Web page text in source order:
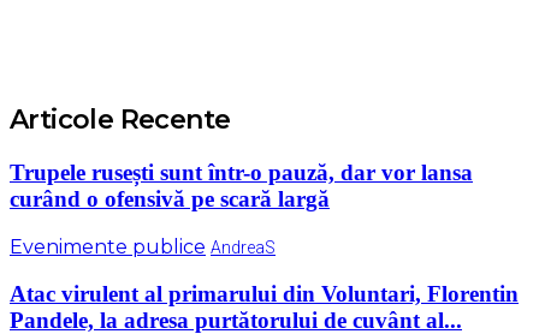
Articole Recente
Trupele rusești sunt într-o pauză, dar vor lansa
curând o ofensivă pe scară largă
Evenimente publice AndreaS
Atac virulent al primarului din Voluntari, Florentin
Pandele, la adresa purtătorului de cuvânt al...